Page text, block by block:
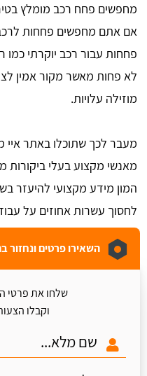
מחפשים פחח רכב מומלץ
אם אתם מחפשים פחחות לרכב
לא פחות מאשר מקור אמין
מוזילה עלויות.
מעבר לכך שתוכלו באתר איי
מאנשי מקצוע בעלי ביקורות
המון מידע מקצועי להיעזר
לחסוך עשרות אחוזים על
השאירו פרטים ונחזור
שלחו את פרטי
וקבלו